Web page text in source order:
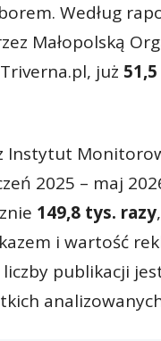
Według
Małopolską
już
Instytut
2025 – maj
149,8 tys. razy
i wartość
publikacji